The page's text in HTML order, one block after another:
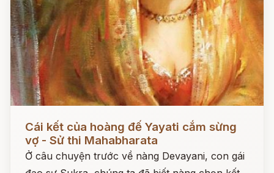
Cái kết của hoàng đế Yayati cắm sừng
vợ - Sử thi Mahabharata
Ở câu chuyện trước về nàng Devayani, con gái